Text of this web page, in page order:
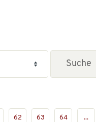
62 63 64 ...